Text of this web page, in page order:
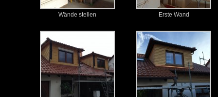
Wände stellen Erste Wand